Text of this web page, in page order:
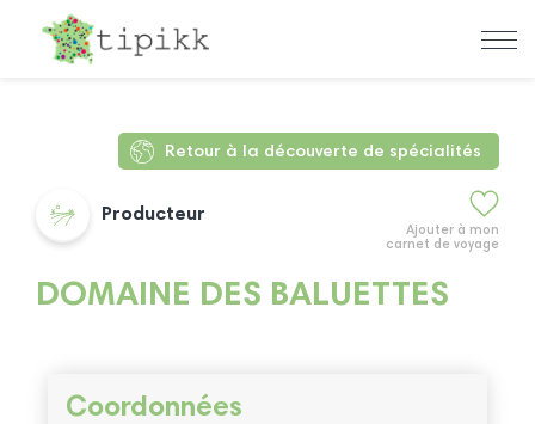
Retour à la découverte de spécialités
Ajouter à mon
carnet de voyage
Producteur
DOMAINE DES BALUETTES
Coordonnées